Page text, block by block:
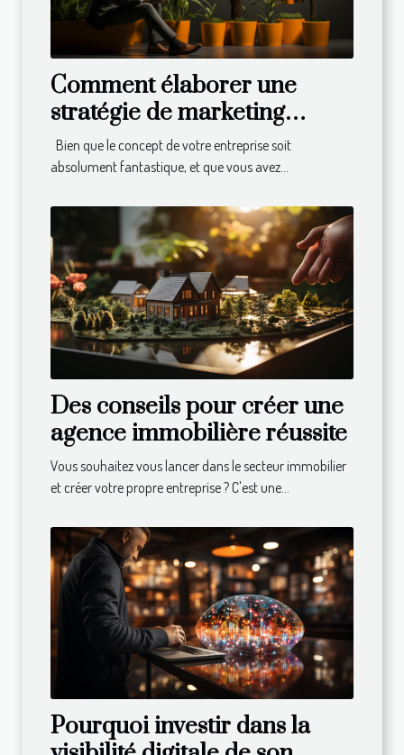
Comment élaborer une
stratégie de marketing
efficace pour développer
son business ?
Bien que le concept de votre entreprise soit
absolument fantastique, et que vous avez...
Des conseils pour créer une
agence immobilière réussite
Vous souhaitez vous lancer dans le secteur immobilier
et créer votre propre entreprise ? C'est une...
Pourquoi investir dans la